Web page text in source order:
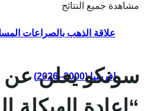
علاقة الذهب بالصراعات
إفريقيا (2000–2026)
مشاهدة جميع النتائج
سونكو يعلن عن